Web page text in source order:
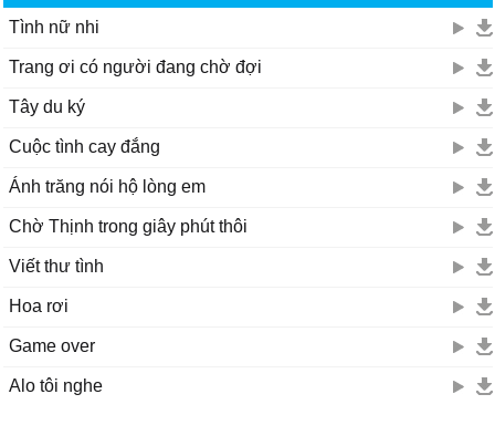
Tình nữ nhi
Trang ơi có người đang chờ đợi
Tây du ký
Cuộc tình cay đắng
Ánh trăng nói hộ lòng em
Chờ Thịnh trong giây phút thôi
Viết thư tình
Hoa rơi
Game over
Alo tôi nghe